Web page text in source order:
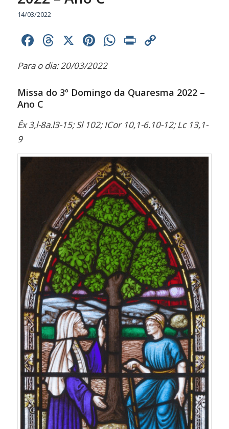
14/03/2022
Facebook
Threads
X Pinterest
WhatsApp
Print
Para o dia: 20/03/2022
Missa do 3º Domingo da Quaresma 2022 –
Ano C
Êx 3,l-8a.l3-15; Sl 102; ICor 10,1-6.10-12; Lc 13,1-
9